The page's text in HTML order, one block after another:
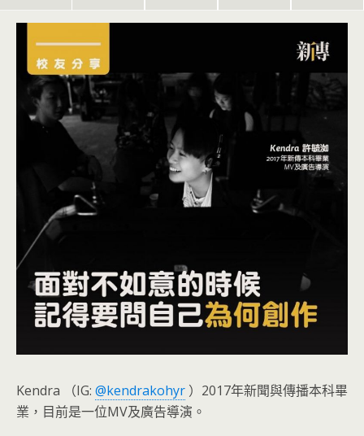
Kendra （IG: @kendrakohyr ）2017年新聞與傳播本科畢
業，目前是一位MV及廣告導演。